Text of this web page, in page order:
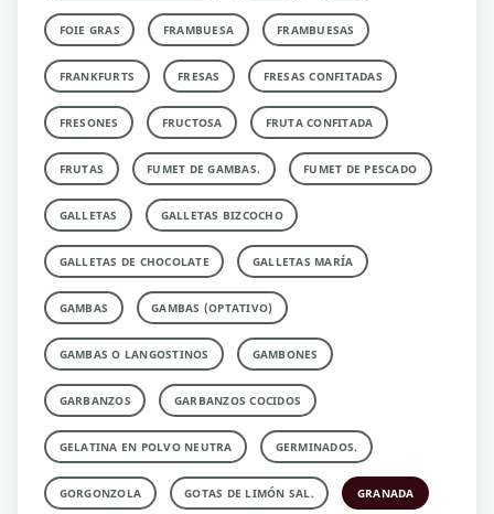
FOIE GRAS FRAMBUESA FRAMBUESAS
FRANKFURTS FRESAS FRESAS CONFITADAS
FRESONES FRUCTOSA FRUTA CONFITADA
FRUTAS FUMET DE GAMBAS. FUMET DE PESCADO
GALLETAS GALLETAS BIZCOCHO
GALLETAS DE CHOCOLATE GALLETAS MARÍA
GAMBAS GAMBAS (OPTATIVO)
GAMBAS O LANGOSTINOS GAMBONES
GARBANZOS GARBANZOS COCIDOS
GELATINA EN POLVO NEUTRA GERMINADOS.
GORGONZOLA GOTAS DE LIMÓN SAL. GRANADA